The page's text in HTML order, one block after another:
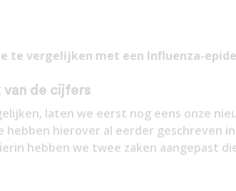
te vergelijken met een Influenza-
van de cijfers
laten we eerst nog eens onze
hierover al eerder geschreven
hebben we twee zaken aangepast